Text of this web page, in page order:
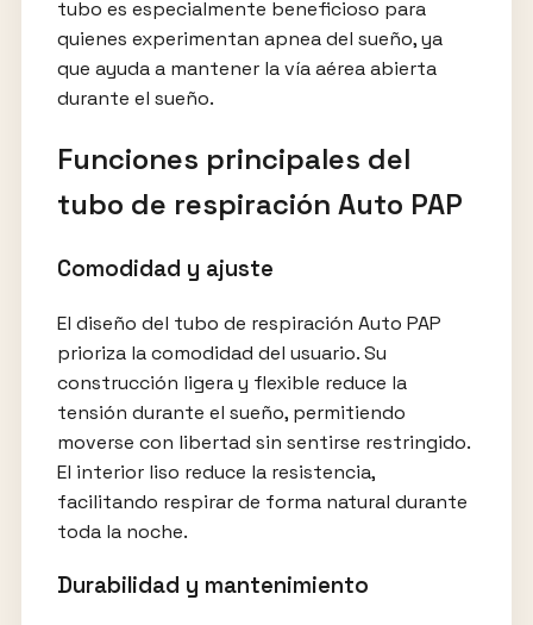
tubo es especialmente beneficioso para
quienes experimentan apnea del sueño, ya
que ayuda a mantener la vía aérea abierta
durante el sueño.
Funciones principales del
tubo de respiración Auto PAP
Comodidad y ajuste
El diseño del tubo de respiración Auto PAP
prioriza la comodidad del usuario. Su
construcción ligera y flexible reduce la
tensión durante el sueño, permitiendo
moverse con libertad sin sentirse restringido.
El interior liso reduce la resistencia,
facilitando respirar de forma natural durante
toda la noche.
Durabilidad y mantenimiento